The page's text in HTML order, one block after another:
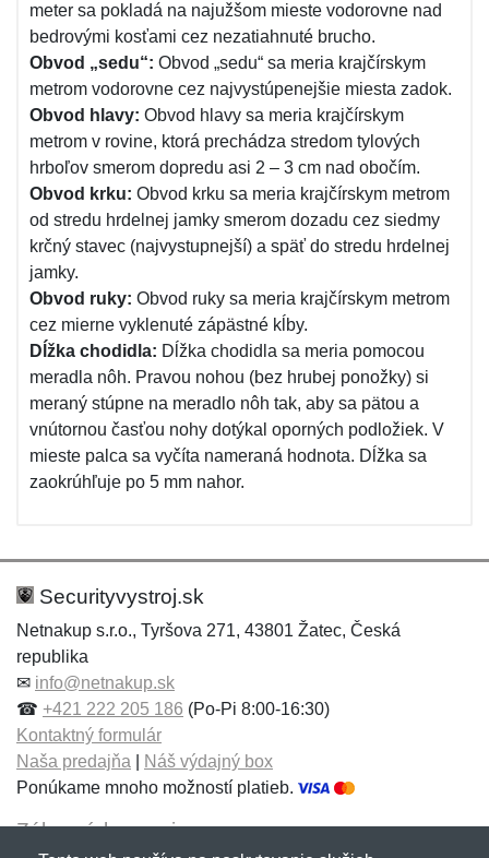
meter sa pokladá na najužšom mieste vodorovne nad
bedrovými kosťami cez nezatiahnuté brucho.
Obvod „sedu“: Obvod „sedu“ sa meria krajčírskym
metrom vodorovne cez najvystúpenejšie miesta zadok.
Obvod hlavy: Obvod hlavy sa meria krajčírskym
metrom v rovine, ktorá prechádza stredom tylových
hrboľov smerom dopredu asi 2 – 3 cm nad obočím.
Obvod krku: Obvod krku sa meria krajčírskym metrom
od stredu hrdelnej jamky smerom dozadu cez siedmy
krčný stavec (najvystupnejší) a späť do stredu hrdelnej
jamky.
Obvod ruky: Obvod ruky sa meria krajčírskym metrom
cez mierne vyklenuté zápästné kĺby.
Dĺžka chodidla: Dĺžka chodidla sa meria pomocou
meradla nôh. Pravou nohou (bez hrubej ponožky) si
meraný stúpne na meradlo nôh tak, aby sa pätou a
vnútornou časťou nohy dotýkal oporných podložiek. V
mieste palca sa vyčíta nameraná hodnota. Dĺžka sa
zaokrúhľuje po 5 mm nahor.
Securityvystroj.sk
Netnakup s.r.o., Tyršova 271, 43801 Žatec, Česká
republika
✉ info@netnakup.sk
☎ +421 222 205 186 (Po-Pi 8:00-16:30)
Kontaktný formulár
Naša predajňa
Náš výdajný box
Ponúkame mnoho možností platieb.
Zákaznícky servis